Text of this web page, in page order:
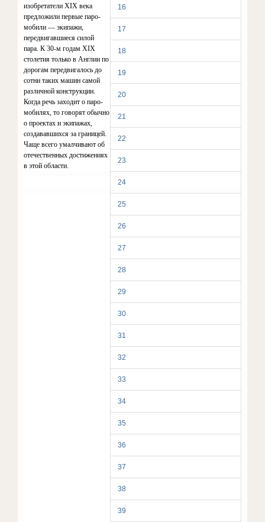
16
17
18
19
20
21
22
23
24
25
26
27
28
29
30
31
32
33
34
35
36
37
38
39
изобретателиXIX века
предложили первые паро­
мобили — экипажи,
передвигавши­еся силой
пара. К 30-м годамXIX
столетия только в Англии по
дорогам передвигалось до
сотни та­ких машин самой
различной конст­рукции.
Когда речь заходит о паро­
мобилях, то говорят обычно
о проек­тах и экипажах,
создававшихся за границей.
Чаще всего умалчивают об
отечественных достижениях
в этой области.